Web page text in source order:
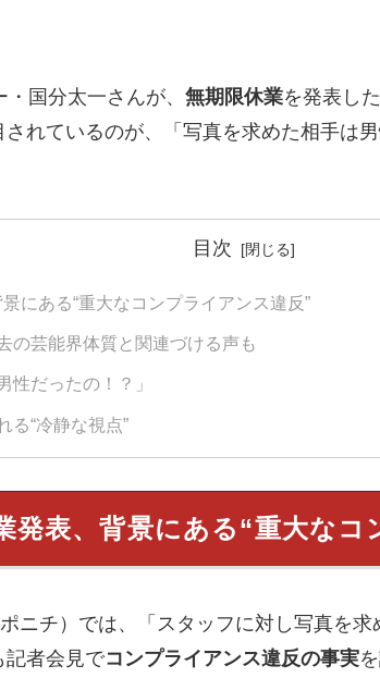
国分太一さんが、 無期限休業を発表し
れているのが、「写真を求めた相手は
目次
にある“重大なコンプライアンス違反”
の芸能界体質と関連づける声も
性だったの！？」
る“冷静な視点”
発表、背景にある“重大なコ
ニチ）では、「スタッフに対し写真を
記者会見でコンプライアンス違反の事実